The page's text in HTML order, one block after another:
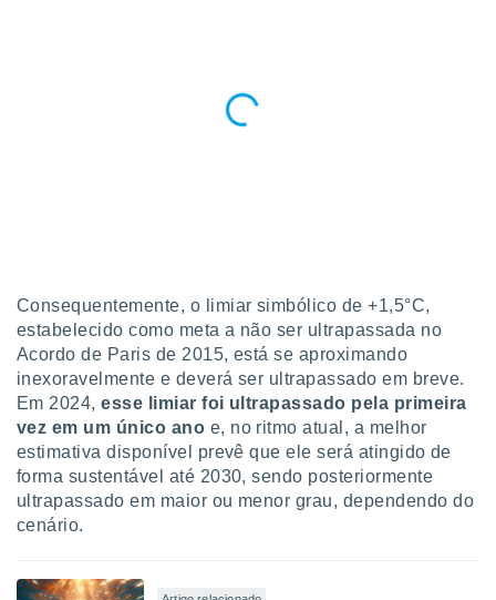
1199
Consequentemente, o limiar simbólico de +1,5°C,
estabelecido como meta a não ser ultrapassada no
Acordo de Paris de 2015, está se aproximando
inexoravelmente e deverá ser ultrapassado em breve.
Em 2024, esse limiar foi ultrapassado pela primeira
vez em um único ano e, no ritmo atual, a melhor
estimativa disponível prevê que ele será atingido de
forma sustentável até 2030, sendo posteriormente
ultrapassado em maior ou menor grau, dependendo do
cenário.